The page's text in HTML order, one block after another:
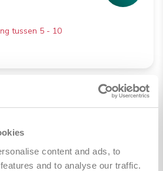
content and ads, to
and to analyse our traffic.
tussen 5 - 10